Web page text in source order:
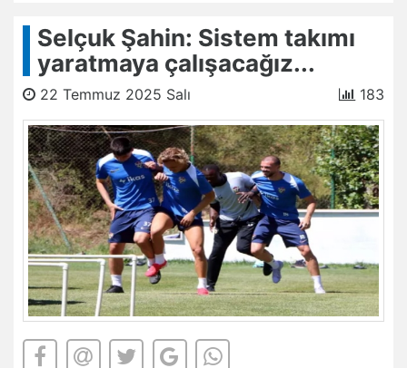
Selçuk Şahin: Sistem takımı
yaratmaya çalışacağız...
22 Temmuz 2025 Salı 183